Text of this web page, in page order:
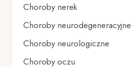
Choroby nerek
Choroby neurodegeneracyjne
Choroby neurologiczne
Choroby oczu